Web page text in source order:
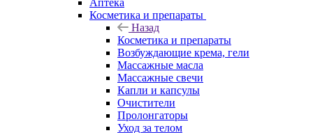
Аптека
Косметика и препараты
Назад
Косметика и препараты
Возбуждающие крема, гели
Массажные масла
Массажные свечи
Капли и капсулы
Очистители
Пролонгаторы
Уход за телом